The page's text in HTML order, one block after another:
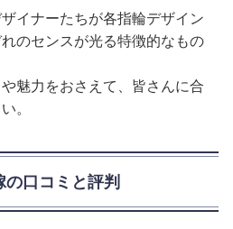
イナーたちが各指輪デザイン
のセンスが光る特徴的なもの
魅力をおさえて、皆さんに合
。
の口コミと評判